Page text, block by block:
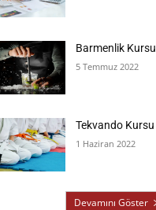
Barmenlik Kursu
5 Temmuz 2022
Tekvando Kursu
1 Haziran 2022
Devamını Göster